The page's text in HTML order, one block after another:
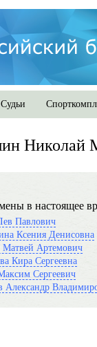
Судьи
Николай
в настоящее
Павлович
Ксения Денисовна
Матвей Артемович
Кира Сергеевна
Сергеевич
Александр